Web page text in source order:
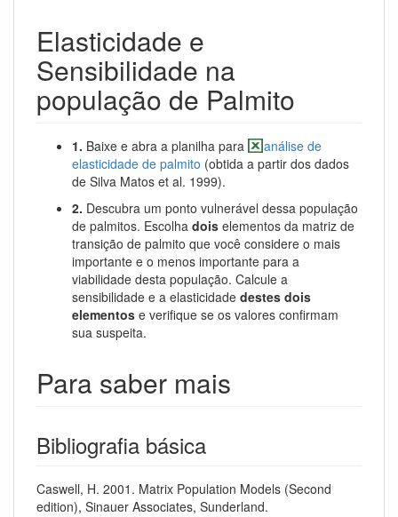
Elasticidade e
Sensibilidade na
população de Palmito
1. Baixe e abra a planilha para
análise de
elasticidade de palmito (obtida a partir dos dados
de Silva Matos et al. 1999).
2. Descubra um ponto vulnerável dessa população
de palmitos. Escolha dois elementos da matriz de
transição de palmito que você considere o mais
importante e o menos importante para a
viabilidade desta população. Calcule a
sensibilidade e a elasticidade destes dois
elementos e verifique se os valores confirmam
sua suspeita.
Para saber mais
Bibliografia básica
Caswell, H. 2001. Matrix Population Models (Second
edition), Sinauer Associates, Sunderland.